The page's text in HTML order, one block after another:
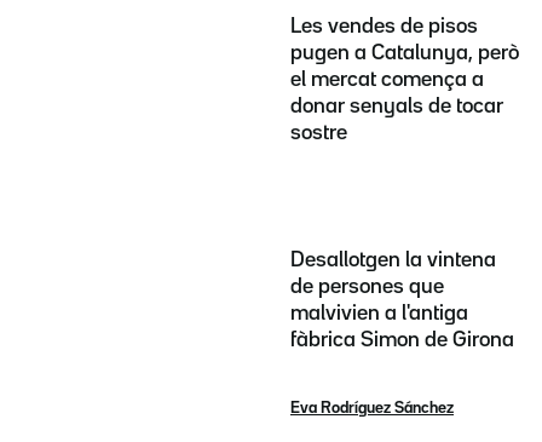
Les vendes de pisos
pugen a Catalunya, però
el mercat comença a
donar senyals de tocar
sostre
Desallotgen la vintena
de persones que
malvivien a l'antiga
fàbrica Simon de Girona
Eva Rodríguez Sánchez